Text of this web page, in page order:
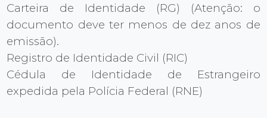
Carteira de Identidade (RG) (Atenção: o
documento deve ter menos de dez anos de
emissão).
Registro de Identidade Civil (RIC)
Cédula de Identidade de Estrangeiro
expedida pela Polícia Federal (RNE)